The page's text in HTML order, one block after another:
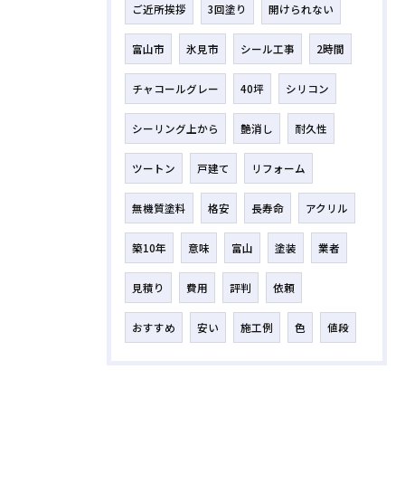
ご近所挨拶 3回塗り 開けられない
富山市 氷見市 シール工事 2時間
チャコールグレー 40坪 シリコン
シーリング上から 艶消し 耐久性
ツートン 戸建て リフォーム
無機質塗料 格安 長寿命 アクリル
築10年 意味 富山 塗装 業者
見積り 費用 評判 依頼
おすすめ 安い 施工例 色 値段